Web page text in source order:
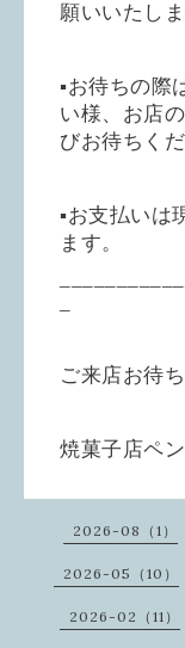
願いいたしま
▪︎お待ちの際
い様、お店
びお待ちくだ
▪︎お支払いは
ます。
ご来店お待
焼菓子店ペ
2026-08（1）
2026-05（10）
2026-02（11）